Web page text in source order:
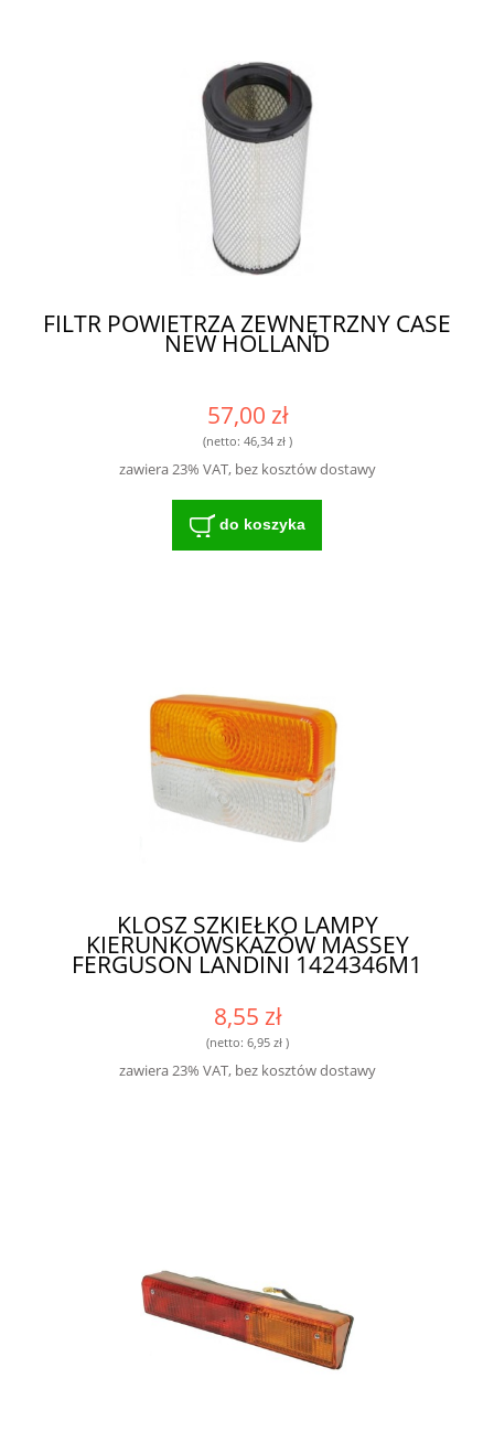
FILTR POWIETRZA ZEWNĘTRZNY CASE
NEW HOLLAND
57,00 zł
(netto: 46,34 zł)
zawiera 23% VAT, bez kosztów dostawy
do koszyka
KLOSZ SZKIEŁKO LAMPY
KIERUNKOWSKAZÓW MASSEY
FERGUSON LANDINI 1424346M1
8,55 zł
(netto: 6,95 zł)
zawiera 23% VAT, bez kosztów dostawy